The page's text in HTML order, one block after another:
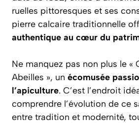
ruelles pittoresques et ses
pierre calcaire traditionnelle
authentique au cœur du
Ne manquez pas non plus le «
Abeilles », un écomusée
l’apiculture. C’est l’endroit
comprendre l’évolution de ce
entre tradition et modernité,